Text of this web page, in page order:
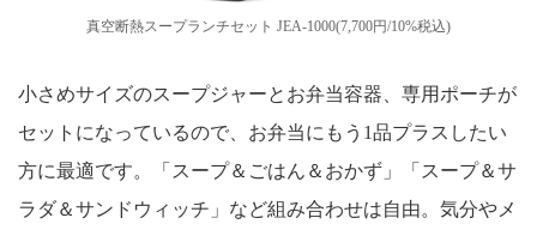
真空断熱スープランチセット JEA-1000(7,700円/10%税込)
小さめサイズのスープジャーとお弁当容器、専用ポーチが
セットになっているので、お弁当にもう1品プラスしたい
方に最適です。「スープ＆ごはん＆おかず」「スープ＆サ
ラダ＆サンドウィッチ」など組み合わせは自由。気分やメ